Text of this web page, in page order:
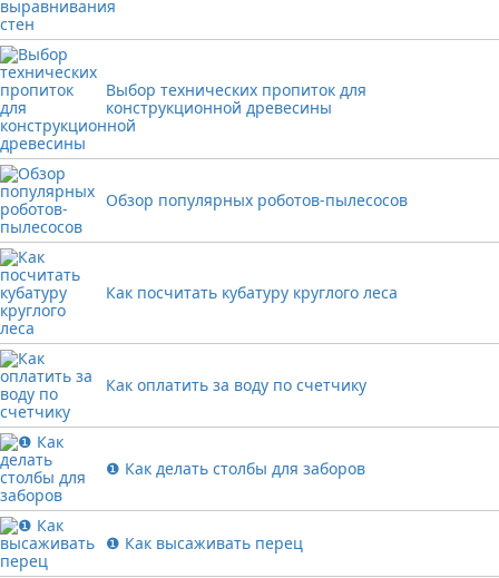
Выбор технических пропиток для
конструкционной древесины
Обзор популярных роботов-пылесосов
Как посчитать кубатуру круглого леса
Как оплатить за воду по счетчику
❶ Как делать столбы для заборов
❶ Как высаживать перец